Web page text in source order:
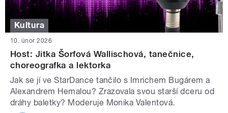
Kultura
10. únor 2026
Host: Jitka Šorfová Wallischová, tanečnice,
choreografka a lektorka
Jak se jí ve StarDance tančilo s Imrichem Bugárem a
Alexandrem Hemalou? Zrazovala svou starší dceru od
dráhy baletky? Moderuje Monika Valentová.